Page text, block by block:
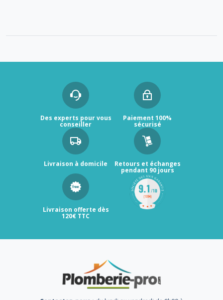
Des experts pour vous
conseiller
Paiement 100%
sécurisé
Livraison à domicile Retours et échanges
pendant 90 jours
Livraison offerte dès
120€ TTC